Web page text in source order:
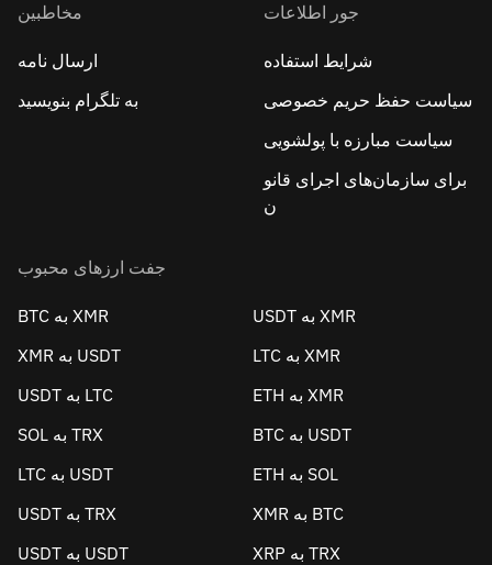
مخاطبین
ارسال نامه
به تلگرام بنویسید
جور اطلاعات
شرایط استفاده
سیاست حفظ حریم خصوصی
سیاست مبارزه با پولشویی
برای سازمان‌های اجرای قانو
ن
جفت ارزهای محبوب
BTC به XMR
USDT به XMR
XMR به USDT
LTC به XMR
USDT به LTC
ETH به XMR
SOL به TRX
BTC به USDT
LTC به USDT
ETH به SOL
USDT به TRX
XMR به BTC
USDT به USDT
XRP به TRX